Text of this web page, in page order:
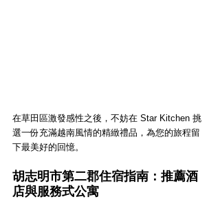
在草田區激發感性之後，不妨在 Star Kitchen 挑
選一份充滿越南風情的精緻禮品，為您的旅程留
下最美好的回憶。
胡志明市第二郡住宿指南：推薦酒
店與服務式公寓